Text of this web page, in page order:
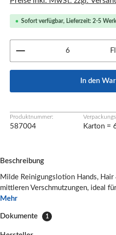
Sofort verfügbar, Lieferzeit: 2-5
Produkt Anzahl: Gib den
In den
Produktnummer:
587004 Karton =
Beschreibung
Milde Reinigungslotion Hands,
mittleren Verschmutzungen, ideal
Mehr
Dokumente 1